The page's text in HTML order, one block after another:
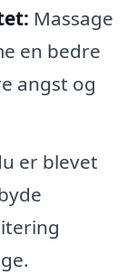
Massage
en bedre
angst og
er blevet